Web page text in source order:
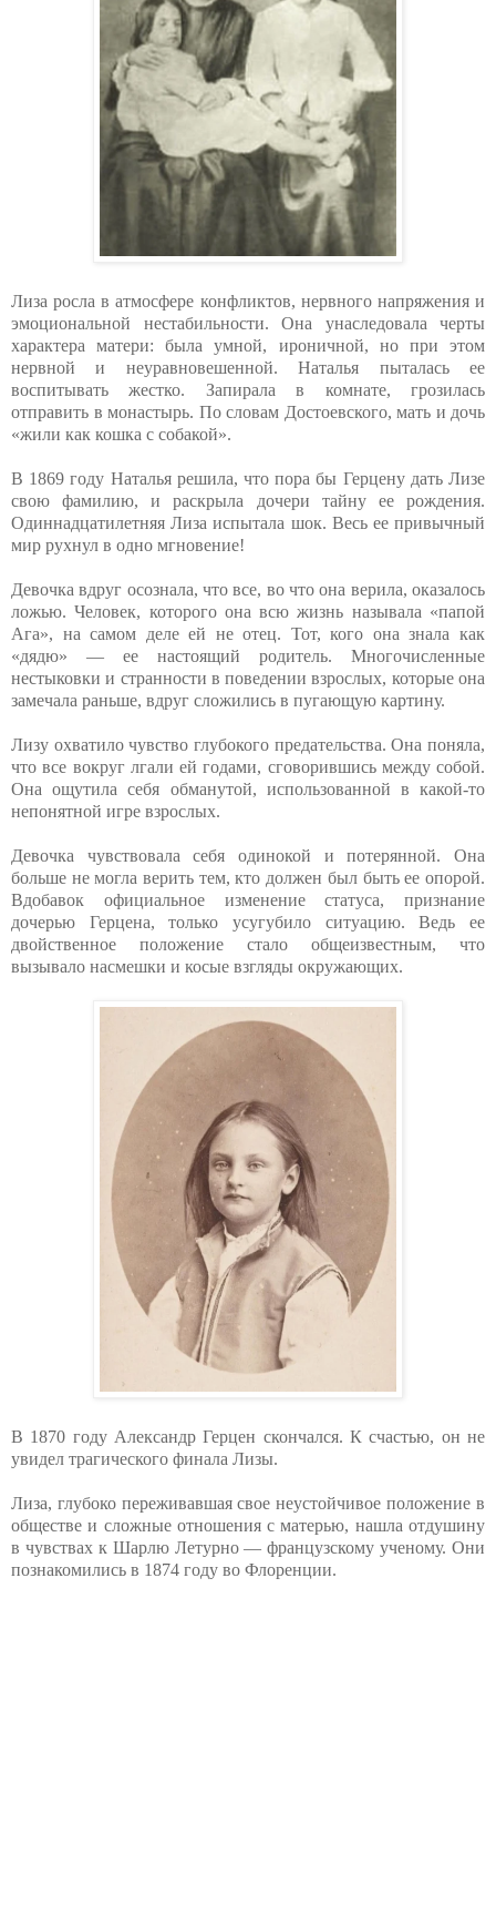
Лиза росла в атмосфере конфликтов, нервного напряжения и
эмоциональной нестабильности. Она унаследовала черты
характера матери: была умной, ироничной, но при этом
нервной и неуравновешенной. Наталья пыталась ее
воспитывать жестко. Запирала в комнате, грозилась
отправить в монастырь. По словам Достоевского, мать и дочь
«жили как кошка с собакой».
В 1869 году Наталья решила, что пора бы Герцену дать Лизе
свою фамилию, и раскрыла дочери тайну ее рождения.
Одиннадцатилетняя Лиза испытала шок. Весь ее привычный
мир рухнул в одно мгновение!
Девочка вдруг осознала, что все, во что она верила, оказалось
ложью. Человек, которого она всю жизнь называла «папой
Ага», на самом деле ей не отец. Тот, кого она знала как
«дядю» — ее настоящий родитель. Многочисленные
нестыковки и странности в поведении взрослых, которые она
замечала раньше, вдруг сложились в пугающую картину.
Лизу охватило чувство глубокого предательства. Она поняла,
что все вокруг лгали ей годами, сговорившись между собой.
Она ощутила себя обманутой, использованной в какой‑то
непонятной игре взрослых.
Девочка чувствовала себя одинокой и потерянной. Она
больше не могла верить тем, кто должен был быть ее опорой.
Вдобавок официальное изменение статуса, признание
дочерью Герцена, только усугубило ситуацию. Ведь ее
двойственное положение стало общеизвестным, что
вызывало насмешки и косые взгляды окружающих.
В 1870 году Александр Герцен скончался. К счастью, он не
увидел трагического финала Лизы.
Лиза, глубоко переживавшая свое неустойчивое положение в
обществе и сложные отношения с матерью, нашла отдушину
в чувствах к Шарлю Летурно — французскому ученому. Они
познакомились в 1874 году во Флоренции.